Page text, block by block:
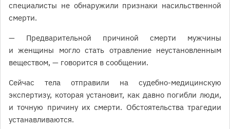
специалисты не обнаружили признаки насильственной
смерти.
— Предварительной причиной смерти мужчины
и женщины могло стать отравление неустановленным
веществом, — говорится в сообщении.
Сейчас тела отправили на судебно-медицинскую
экспертизу, которая установит, как давно погибли люди,
и точную причину их смерти. Обстоятельства трагедии
устанавливаются.